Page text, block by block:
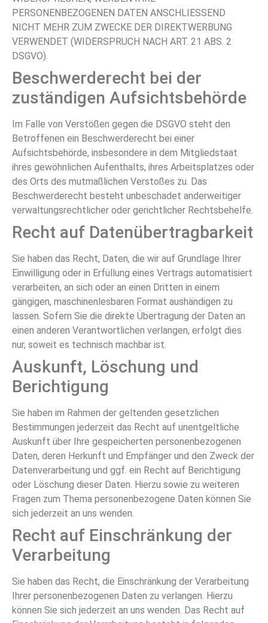
PERSONENBEZOGENEN DATEN ANSCHLIESSEND
NICHT MEHR ZUM ZWECKE DER DIREKTWERBUNG
VERWENDET (WIDERSPRUCH NACH ART. 21 ABS. 2
DSGVO).
Beschwerde­recht bei der
zuständigen Aufsichts­behörde
Im Falle von Verstößen gegen die DSGVO steht den
Betroffenen ein Beschwerderecht bei einer
Aufsichtsbehörde, insbesondere in dem Mitgliedstaat
ihres gewöhnlichen Aufenthalts, ihres Arbeitsplatzes oder
des Orts des mutmaßlichen Verstoßes zu. Das
Beschwerderecht besteht unbeschadet anderweitiger
verwaltungsrechtlicher oder gerichtlicher Rechtsbehelfe.
Recht auf Daten­übertrag­barkeit
Sie haben das Recht, Daten, die wir auf Grundlage Ihrer
Einwilligung oder in Erfüllung eines Vertrags automatisiert
verarbeiten, an sich oder an einen Dritten in einem
gängigen, maschinenlesbaren Format aushändigen zu
lassen. Sofern Sie die direkte Übertragung der Daten an
einen anderen Verantwortlichen verlangen, erfolgt dies
nur, soweit es technisch machbar ist.
Auskunft, Löschung und
Berichtigung
Sie haben im Rahmen der geltenden gesetzlichen
Bestimmungen jederzeit das Recht auf unentgeltliche
Auskunft über Ihre gespeicherten personenbezogenen
Daten, deren Herkunft und Empfänger und den Zweck der
Datenverarbeitung und ggf. ein Recht auf Berichtigung
oder Löschung dieser Daten. Hierzu sowie zu weiteren
Fragen zum Thema personenbezogene Daten können Sie
sich jederzeit an uns wenden.
Recht auf Einschränkung der
Verarbeitung
Sie haben das Recht, die Einschränkung der Verarbeitung
Ihrer personenbezogenen Daten zu verlangen. Hierzu
können Sie sich jederzeit an uns wenden. Das Recht auf